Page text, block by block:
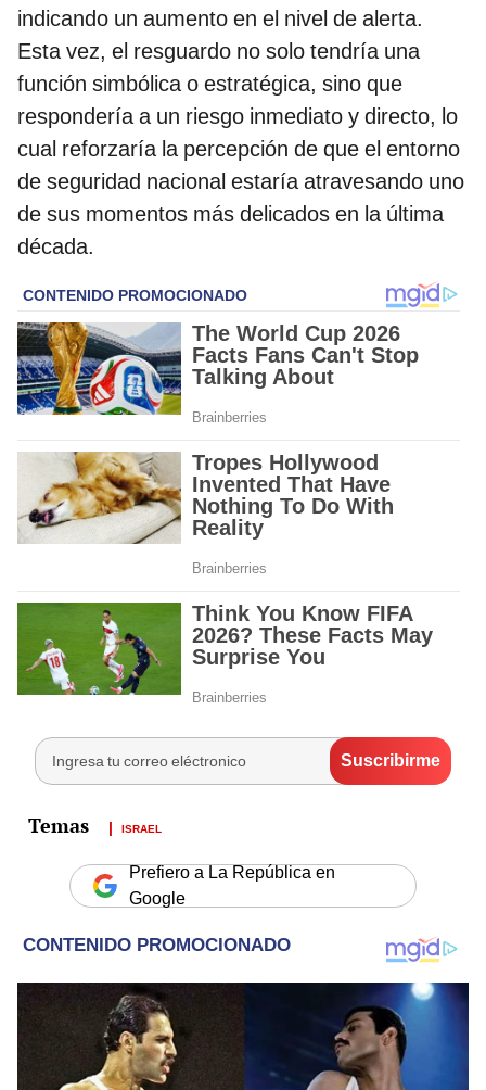
indicando un aumento en el nivel de alerta.
Esta vez, el resguardo no solo tendría una
función simbólica o estratégica, sino que
respondería a un riesgo inmediato y directo, lo
cual reforzaría la percepción de que el entorno
de seguridad nacional estaría atravesando uno
de sus momentos más delicados en la última
década.
ISRAEL
Prefiero a La República en
Google